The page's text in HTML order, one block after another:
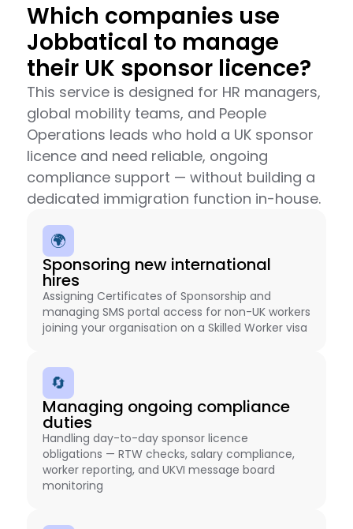
Which companies use
Jobbatical to manage
their UK sponsor licence?
This service is designed for HR managers,
global mobility teams, and People
Operations leads who hold a UK sponsor
licence and need reliable, ongoing
compliance support — without building a
dedicated immigration function in-house.
🌍
Sponsoring new international
hires
Assigning Certificates of Sponsorship and
managing SMS portal access for non-UK workers
joining your organisation on a Skilled Worker visa
🔄
Managing ongoing compliance
duties
Handling day-to-day sponsor licence
obligations — RTW checks, salary compliance,
worker reporting, and UKVI message board
monitoring